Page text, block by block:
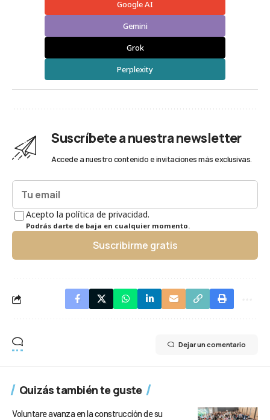
Google AI
Gemini
Grok
Perplexity
Suscríbete a nuestra newsletter
Accede a nuestro contenido e invitaciones más exclusivas.
Acepto la política de privacidad.
Podrás darte de baja en cualquier momento.
Suscribirme gratis
Dejar un comentario
Quizás también te guste
Voluntare avanza en la construcción de su